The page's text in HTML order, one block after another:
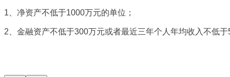
1 、净资产不低于1000万元的单位；
2 、金融资产不低于300万元或者最近三年个人年均收入不低